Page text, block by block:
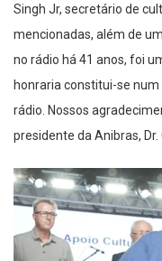
Singh Jr, secretário de
mencionadas, além de
no rádio há 41 anos, foi
honraria constitui-se
rádio. Nossos
presidente da Anibras, Dr.